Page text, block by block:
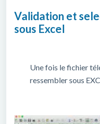
Validation et
sous Excel
Une fois le fichier
ressembler sous